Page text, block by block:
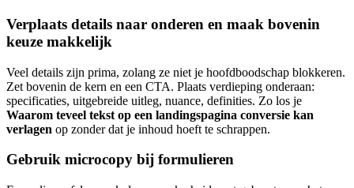
Verplaats details naar onderen en maak bovenin
keuze makkelijk
Veel details zijn prima, zolang ze niet je hoofdboodschap blokkeren.
Zet bovenin de kern en een CTA. Plaats verdieping onderaan:
specificaties, uitgebreide uitleg, nuance, definities. Zo los je
Waarom teveel tekst op een landingspagina conversie kan
verlagen op zonder dat je inhoud hoeft te schrappen.
Gebruik microcopy bij formulieren